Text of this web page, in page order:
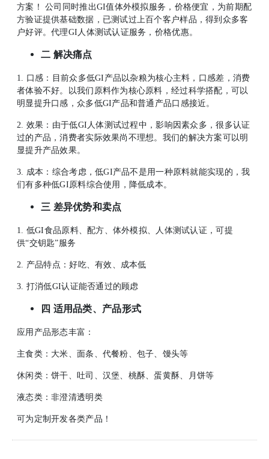
方案！ 公司同时推出GI值体外模拟服务，价格便宜，为前期配
方验证提供基础数据，已测试过上百个客户样品，得到众多客
户好评。代理GI人体测试认证服务，价格优惠。
二 解决痛点
1. 口感：目前众多低GI产品以杂粮为核心主料，口感差，消费
者体验不好。以我们原料作为核心原料，经过科学搭配，可以
明显提升口感，众多低GI产品和普通产品口感接近。
2. 效果：由于低GI人体测试过程中，影响因素众多，很多认证
过的产品，消费者实际效果尚不理想。我们的解决方案可以明
显提升产品效果。
3. 成本：综合考虑，低GI产品不是用一种原料就能实现的，我
们有多种低GI原料综合使用，降低成本。
三 差异优势和卖点
1. 低GI食品原料、配方、体外模拟、人体测试认证，可提
供“交钥匙”服务
2. 产品特点：好吃、有效、成本低
3. 打消低GI认证能否通过的顾虑
四 适用品类、产品形式
应用产品形态丰富：
主食类：大米、面条、代餐粉、包子、馒头等
休闲类：饼干、吐司、汉堡、桃酥、蛋黄酥、月饼等
液态类：非澄清透明类
可为定制开发各类产品！